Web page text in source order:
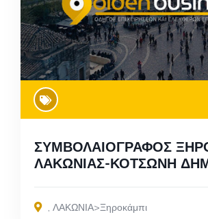
ΣΥΜΒΟΛΑΙΟΓΡΑΦΟΣ
ΛΑΚΩΝΙΑΣ-ΚΟΤΣΩΝΗ
, ΛΑΚΩΝΙΑ>Ξηροκάμπι